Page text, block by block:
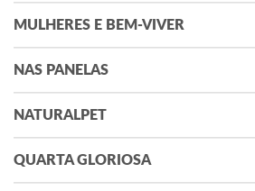
MULHERES E BEM-VIVER
NAS PANELAS
NATURALPET
QUARTA GLORIOSA